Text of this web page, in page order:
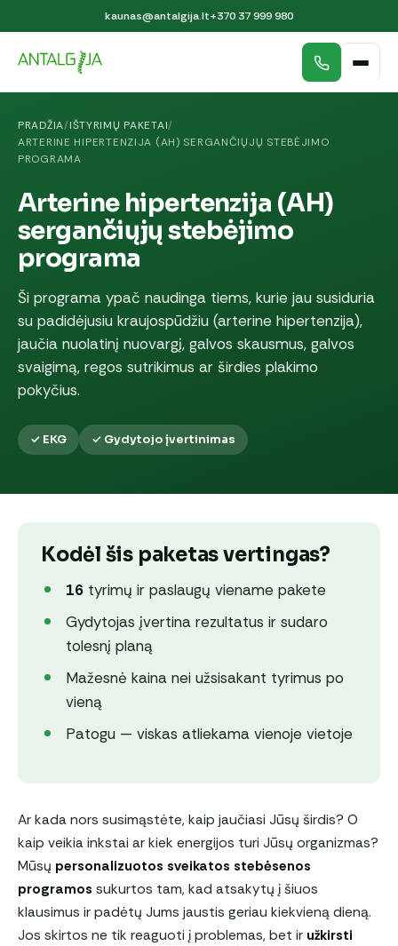
kaunas@antalgija.lt+370 37 999 980
PRADŽIA/IŠTYRIMŲ PAKETAI/
ARTERINE HIPERTENZIJA (AH) SERGANČIŲJŲ STEBĖJIMO
PROGRAMA
Arterine hipertenzija (AH)
sergančiųjų stebėjimo
programa
Ši programa ypač naudinga tiems, kurie jau susiduria
su padidėjusiu kraujospūdžiu (arterine hipertenzija),
jaučia nuolatinį nuovargį, galvos skausmus, galvos
svaigimą, regos sutrikimus ar širdies plakimo
pokyčius.
✓ EKG ✓ Gydytojo įvertinimas
Kodėl šis paketas vertingas?
16 tyrimų ir paslaugų viename pakete
Gydytojas įvertina rezultatus ir sudaro
tolesnį planą
Mažesnė kaina nei užsisakant tyrimus po
vieną
Patogu — viskas atliekama vienoje vietoje
Ar kada nors susimąstėte, kaip jaučiasi Jūsų širdis? O
kaip veikia inkstai ar kiek energijos turi Jūsų organizmas?
Mūsų personalizuotos sveikatos stebėsenos
programos sukurtos tam, kad atsakytų į šiuos
klausimus ir padėtų Jums jaustis geriau kiekvieną dieną.
Jos skirtos ne tik reaguoti į problemas, bet ir užkirsti